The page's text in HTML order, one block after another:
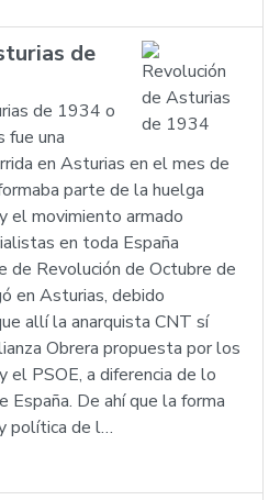
de
de 1934 o
fue una
en Asturias en el mes de
parte de la huelga
el movimiento armado
en toda España
de Revolución de Octubre de
en Asturias, debido
allí la anarquista CNT sí
Obrera propuesta por los
el PSOE, a diferencia de lo
España. De ahí que la forma
política de l…